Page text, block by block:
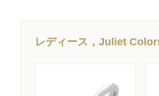
レディース，Juliet